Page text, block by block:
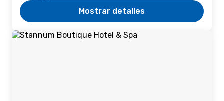
Mostrar detalles